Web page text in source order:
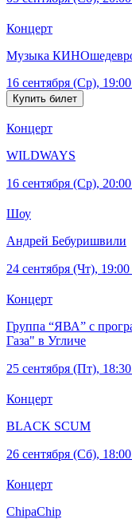
Концерт
Музыка
16 сентября (Ср), 19:00
Концерт
WILDWAYS
16 сентября (Ср), 20:00
Шоу
Андрей Бебуришвили
24 сентября (Чт), 19:00
Концерт
Группа “ЯВА” с
Газа" в Угличе
25 сентября (Пт), 18:30
Концерт
BLACK SCUM
26 сентября (Сб), 18:00
Концерт
ChipaChip